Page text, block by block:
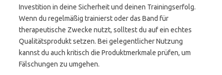
Investition in deine Sicherheit und deinen Trainingserfolg.
Wenn du regelmäßig trainierst oder das Band für
therapeutische Zwecke nutzt, solltest du auf ein echtes
Qualitätsprodukt setzen. Bei gelegentlicher Nutzung
kannst du auch kritisch die Produktmerkmale prüfen, um
Fälschungen zu umgehen.